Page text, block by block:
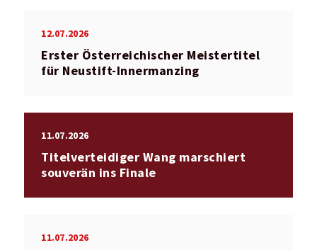
12.07.2026
Erster Österreichischer Meistertitel
für Neustift-Innermanzing
11.07.2026
Titelverteidiger Wang marschiert
souverän ins Finale
11.07.2026